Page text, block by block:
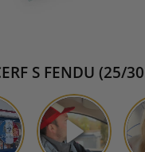
S FENDU (25/